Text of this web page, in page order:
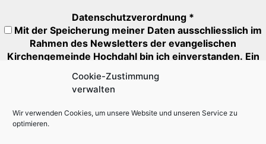
Cookie-Zustimmung
verwalten
Wir verwenden Cookies, um unsere Website und unseren Service zu
optimieren.
Datenschutzverordnung *
Mit der Speicherung meiner Daten ausschliesslich im
Rahmen des Newsletters der evangelischen
Kirchengemeinde Hochdahl bin ich einverstanden. Ein
Abmeldung ist jederzeit möglich.
Mit * markierte Felder müssen ausgefüllt oder angehakt
werden.